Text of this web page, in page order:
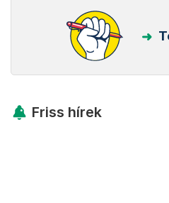
Friss hírek